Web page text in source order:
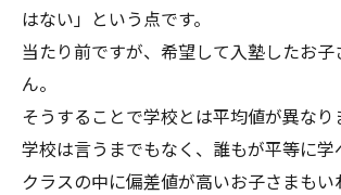
はない」という点です。
当たり前ですが、希望して入塾したお
ん。
そうすることで学校とは平均値が異なり
学校は言うまでもなく、誰もが平等に学
クラスの中に偏差値が高いお子さまも